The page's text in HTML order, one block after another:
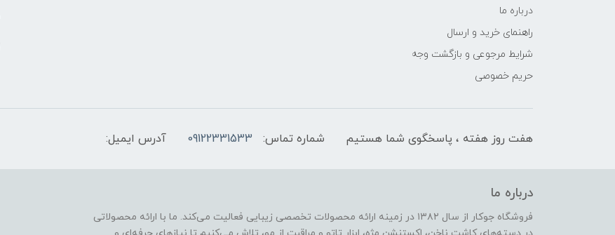
درباره ما
راهنمای خرید و ارسال
شرایط مرجوعی و بازگشت وجه
حریم خصوصی
هفت روز هفته ، پاسخگوی شما هستیم شماره تماس: 09122331533 آدرس ایمیل:
درباره ما
فروشگاه جوکار از سال ۱۳۸۲ در زمینه ارائه محصولات تخصصی زیبایی فعالیت می‌کند. ما با ارائه محصولاتی